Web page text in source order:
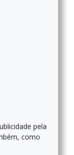
pela
como